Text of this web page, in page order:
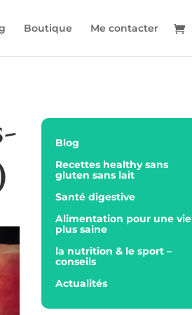
Boutique Me contacter
Blog
Recettes healthy sans
gluten sans lait
Santé digestive
Alimentation pour une vie
plus saine
la nutrition & le sport –
conseils
Actualités